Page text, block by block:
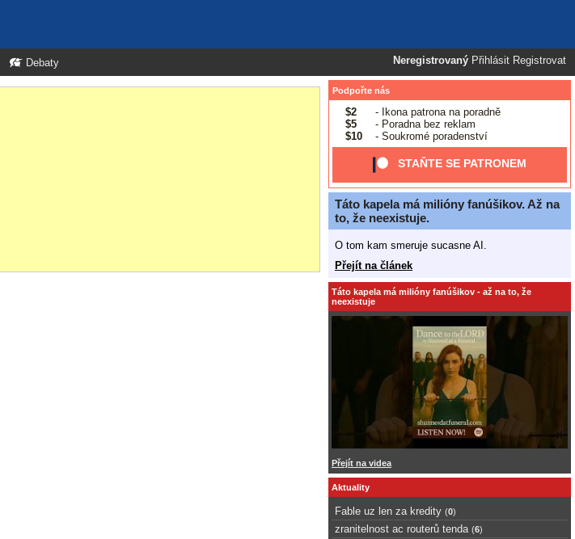
Neregistrovaný Přihlásit Registrovat
Debaty
Podpořte nás
$2
- Ikona patrona na poradně
$5
- Poradna bez reklam
$10
- Soukromé poradenství
STAŇTE SE PATRONEM
Táto kapela má milióny fanúšikov. Až na
to, že neexistuje.
O tom kam smeruje sucasne AI.
Přejít na článek
Táto kapela má milióny fanúšikov - až na to, že
neexistuje
Přejít na videa
Aktuality
Fable uz len za kredity (0)
zranitelnost ac routerů tenda (6)